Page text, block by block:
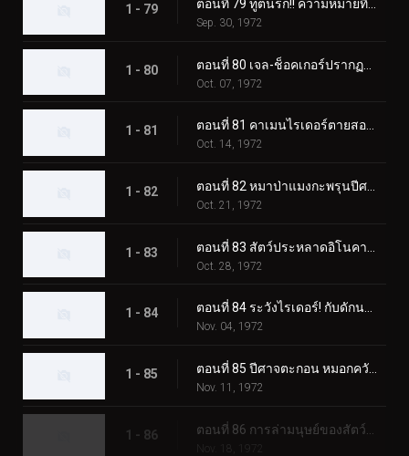
1 - 79
Sep. 30, 1972
1 - 80
Oct. 07, 1972
1 - 81 ตอนที่ 81 คาเมนไรเดอร์ตายสองครั้ง!
Oct. 14, 1972
1 - 82
Oct. 21, 1972
1 - 83
Oct. 28, 1972
1 - 84 ตอนที่ 84 ระวังไรเดอร์! กับดักนรกของอิโซจินจากัวร์
Nov. 04, 1972
1 - 85
Nov. 11, 1972
1 - 86
Nov. 18, 1972